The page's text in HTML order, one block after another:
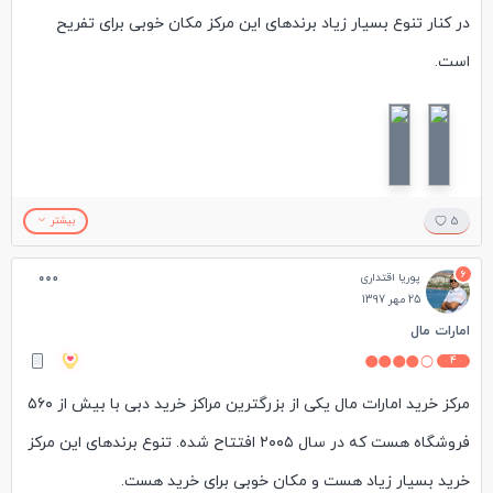
استفاده از ایستگاه متروی امارات مال هست که در خیابان شیخ زاید
واقع شده است و نزدیک مرکز می باشد.
در کنار تنوع بسیار زیاد برندهای این مرکز مکان خوبی برای تفریح
است.
یک مرکز اسکی مصنوعی خیلی بزرگ نیز در این مرکز خرید وجود داره و
5 بیشتر
6
پوریا اقتداری
25 مهر 1397
امارات مال
4
مرکز خرید امارات مال یکی از بزرگترین مراکز خرید دبی با بیش از ۵۶۰
فروشگاه هست که در سال ۲۰۰۵ افتتاح شده. تنوع برندهای این مرکز
خرید بسیار زیاد هست و مکان خوبی برای خرید هست.